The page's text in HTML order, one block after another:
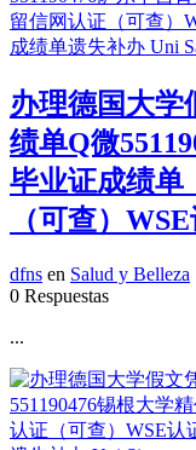
办理德国大学
绩单Q微
毕业证成绩单
（可查）
dfns en Salud y Belleza
0 Respuestas
...